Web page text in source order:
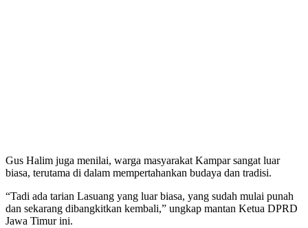
Gus Halim juga menilai, warga masyarakat Kampar sangat luar
biasa, terutama di dalam mempertahankan budaya dan tradisi.
“Tadi ada tarian Lasuang yang luar biasa, yang sudah mulai punah
dan sekarang dibangkitkan kembali,” ungkap mantan Ketua DPRD
Jawa Timur ini.